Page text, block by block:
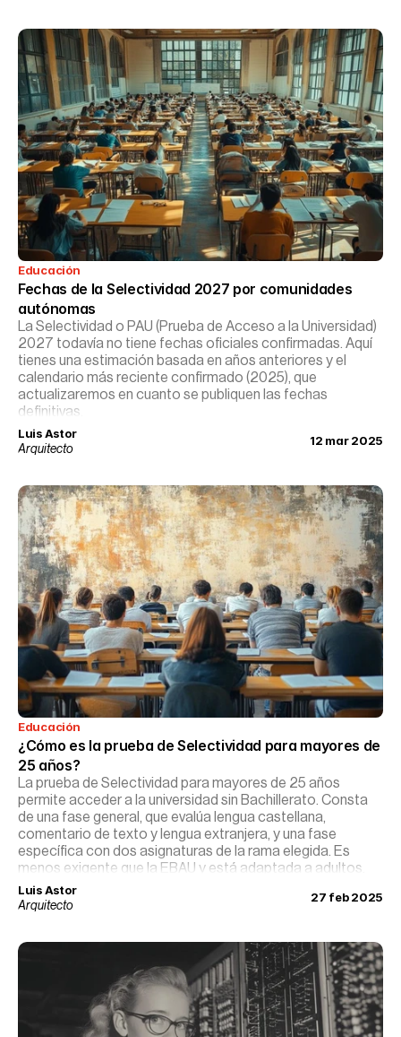
Educación
Fechas de la Selectividad 2027 por comunidades
autónomas
La Selectividad o PAU (Prueba de Acceso a la Universidad)
2027 todavía no tiene fechas oficiales confirmadas. Aquí
tienes una estimación basada en años anteriores y el
calendario más reciente confirmado (2025), que
actualizaremos en cuanto se publiquen las fechas
definitivas.
Luis Astor
Arquitecto
12 mar 2025
Educación
¿Cómo es la prueba de Selectividad para mayores de
25 años?
La prueba de Selectividad para mayores de 25 años
permite acceder a la universidad sin Bachillerato. Consta
de una fase general, que evalúa lengua castellana,
comentario de texto y lengua extranjera, y una fase
específica con dos asignaturas de la rama elegida. Es
menos exigente que la EBAU y está adaptada a adultos.
Luis Astor
Arquitecto
27 feb 2025